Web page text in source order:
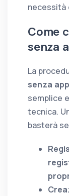
necessità
Come
senza
La
senza app
semplice
tecnica.
basterà